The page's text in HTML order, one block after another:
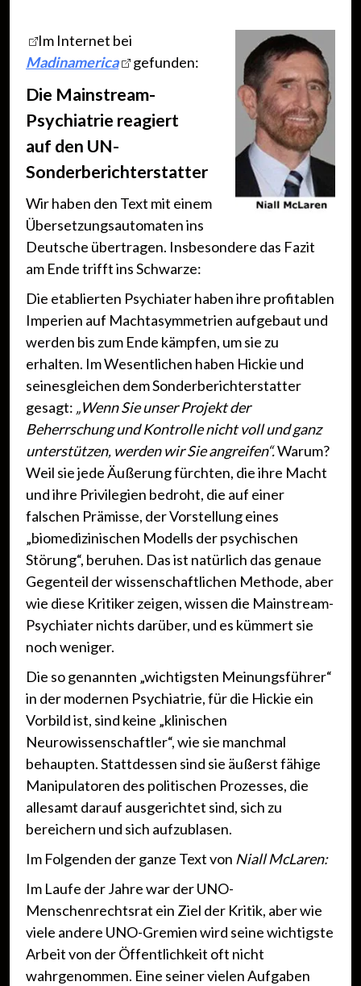
Im Internet bei
Madinamerica
gefunden:
Die Mainstream-
Psychiatrie reagiert
auf den UN-
Sonderberichterstatter
Wir haben den Text mit einem
Übersetzungsautomaten ins
Deutsche übertragen. Insbesondere das Fazit
am Ende trifft ins Schwarze:
Die etablierten Psychiater haben ihre profitablen
Imperien auf Machtasymmetrien aufgebaut und
werden bis zum Ende kämpfen, um sie zu
erhalten. Im Wesentlichen haben Hickie und
seinesgleichen dem Sonderberichterstatter
gesagt: „Wenn Sie unser Projekt der
Beherrschung und Kontrolle nicht voll und ganz
unterstützen, werden wir Sie angreifen“.Warum?
Weil sie jede Äußerung fürchten, die ihre Macht
und ihre Privilegien bedroht, die auf einer
falschen Prämisse, der Vorstellung eines
„biomedizinischen Modells der psychischen
Störung“, beruhen. Das ist natürlich das genaue
Gegenteil der wissenschaftlichen Methode, aber
wie diese Kritiker zeigen, wissen die Mainstream-
Psychiater nichts darüber, und es kümmert sie
noch weniger.
Die so genannten „wichtigsten Meinungsführer“
in der modernen Psychiatrie, für die Hickie ein
Vorbild ist, sind keine „klinischen
Neurowissenschaftler“, wie sie manchmal
behaupten. Stattdessen sind sie äußerst fähige
Manipulatoren des politischen Prozesses, die
allesamt darauf ausgerichtet sind, sich zu
bereichern und sich aufzublasen.
Im Folgenden der ganze Text von Niall McLaren:
Im Laufe der Jahre war der UNO-
Menschenrechtsrat ein Ziel der Kritik, aber wie
viele andere UNO-Gremien wird seine wichtigste
Arbeit von der Öffentlichkeit oft nicht
wahrgenommen. Eine seiner vielen Aufgaben